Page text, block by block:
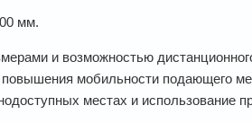
мм.
и возможностью
мобильности подающего
местах и использование